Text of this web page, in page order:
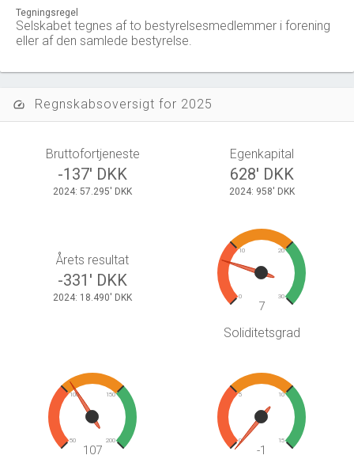
Tegningsregel
Selskabet tegnes af to bestyrelsesmedlemmer i forening
eller af den samlede bestyrelse.
speed Regnskabsoversigt for 2025
Bruttofortjeneste
-137' DKK
2024: 57.295' DKK
Egenkapital
628' DKK
2024: 958' DKK
Årets resultat
-331' DKK
2024: 18.490' DKK 0
10 20
30
7
Soliditetsgrad
50
100 150
200
107
0
5 10
15
-1